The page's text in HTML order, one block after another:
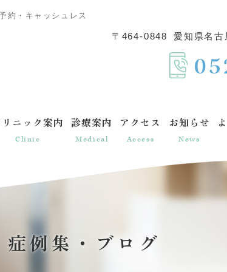
約・キャッシュレス
〒464-0848 愛知県名
リニック案内
Clinic
診療案内
Medical
アクセス
Access
お知らせ
News
症例集・ブログ